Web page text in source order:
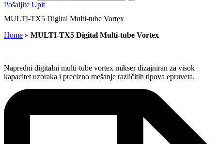
Pošaljite Upit
MULTI-TX5 Digital Multi-tube Vortex
Home » MULTI-TX5 Digital Multi-tube Vortex
Napredni digitalni multi-tube vortex mikser dizajniran za visok
kapacitet uzoraka i precizno mešanje različitih tipova epruveta.